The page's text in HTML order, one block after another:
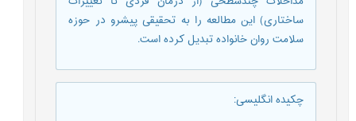
ساختاری) این مطالعه را به تحقیقی پیشرو در حوزه
سلامت روان خانواده تبدیل کرده است.
چکیده انگلیسی: